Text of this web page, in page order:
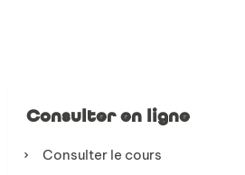
Consulter en ligne
Consulter le cours